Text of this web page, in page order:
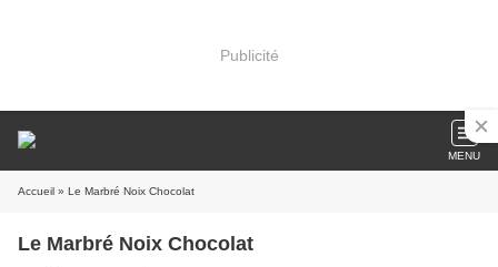
Publicité
MENU
Accueil » Le Marbré Noix Chocolat
Le Marbré Noix Chocolat